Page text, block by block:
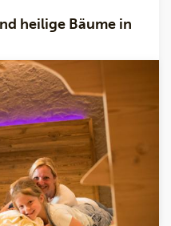
heilige Bäume in
von Reinswald, wo
zum Himmel hinauf
der gache (steile)